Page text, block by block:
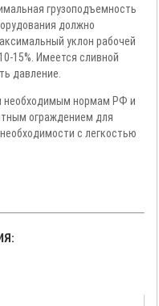
грузоподъемность
должно
уклон рабочей
15%. Имеется сливной
давление.
необходимым нормам РФ и
ограждением для
с легкостью